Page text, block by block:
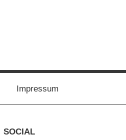
Impressum
SOCIAL